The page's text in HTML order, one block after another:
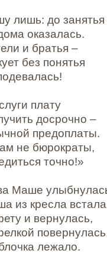
лишь: до занятья
оказалась.
и братья –
без понятья
плату
досрочно –
предоплаты.
не бюрократы,
точно!»
Маше
из кресла
и вернулась,
лежало.